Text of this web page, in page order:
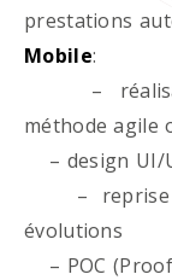
prestations
Mobile:
–
méthode agile
– design UI/
– reprise
évolutions
– POC